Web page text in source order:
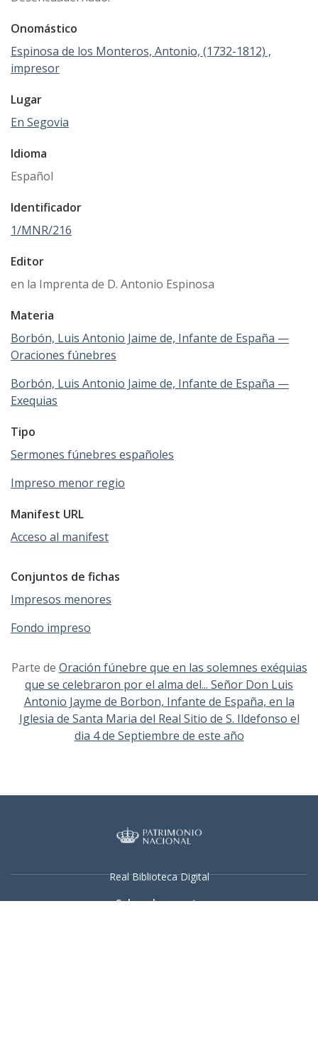
Onomástico
Espinosa de los Monteros, Antonio, (1732-1812) ,
impresor
Lugar
En Segovia
Idioma
Español
Identificador
1/MNR/216
Editor
en la Imprenta de D. Antonio Espinosa
Materia
Borbón, Luis Antonio Jaime de, Infante de España —
Oraciones fúnebres
Borbón, Luis Antonio Jaime de, Infante de España —
Exequias
Tipo
Sermones fúnebres españoles
Impreso menor regio
Manifest URL
Acceso al manifest
Conjuntos de fichas
Impresos menores
Fondo impreso
Parte de Oración fúnebre que en las solemnes exéquias
que se celebraron por el alma del... Señor Don Luis
Antonio Jayme de Borbon, Infante de España, en la
Iglesia de Santa Maria del Real Sitio de S. Ildefonso el
dia 4 de Septiembre de este año
Real Biblioteca Digital
Sobre el proyecto